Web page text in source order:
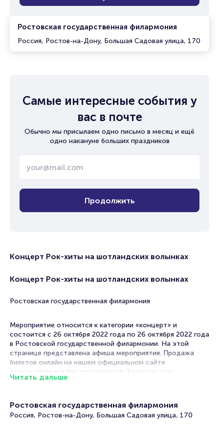
Ростовская государственная филармония
Россия, Ростов-на-Дону, Большая Садовая улица, 170
Самые интересные события у
вас в почте
Обычно мы присылаем одно письмо в месяц и ещё
одно накануне больших праздников
Продолжить
Концерт Рок-хиты на шотландских волынках
Концерт Рок-хиты на шотландских волынках
Ростовская государственная филармония
Мероприятие относится к категории «концерт» и
состоится с 26 октября 2022 года по 26 октября 2022 года
в Ростовской государственной филармонии. На этой
странице представлена афиша мероприятия. Продажа
билетов онлайн на нашем официальном сайте
осуществляется без посредников. Зачастую это
единственная возможность достать билет на концерт.
волынках
Читать дальше
Ростовская государственная филармония
Россия, Ростов-на-Дону, Большая Садовая улица, 170